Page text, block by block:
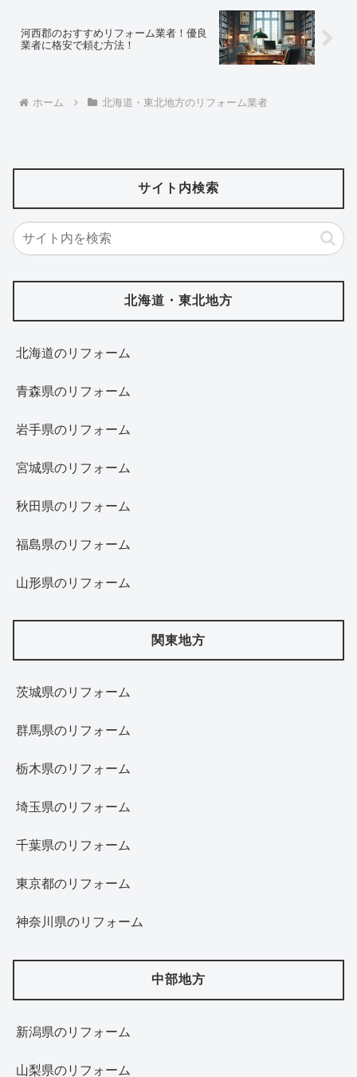
河西郡のおすすめリフォーム業者！優良
業者に格安で頼む方法！
ホーム 北海道・東北地方のリフォーム業者
サイト内検索
北海道・東北地方
北海道‎のリフォーム
青森県のリフォーム
岩手県のリフォーム
宮城県のリフォーム
秋田県のリフォーム
福島県のリフォーム
山形県のリフォーム
関東地方
茨城県のリフォーム
群馬県のリフォーム
栃木県のリフォーム
埼玉県のリフォーム
千葉県のリフォーム
東京都のリフォーム
神奈川県のリフォーム
中部地方
新潟県のリフォーム
山梨県のリフォーム